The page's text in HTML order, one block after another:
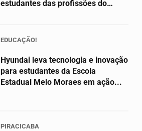
estudantes das profissões do
EDUCAÇÃO!
Hyundai leva tecnologia e inovação
para estudantes da Escola
Estadual Melo Moraes em ação...
PIRACICABA